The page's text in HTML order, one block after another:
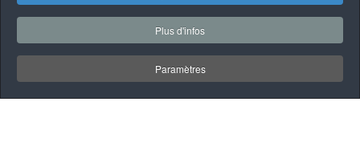
Plus d'infos
Paramètres